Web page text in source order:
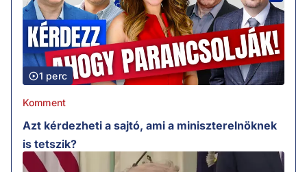
1 perc
Komment
Azt kérdezheti a sajtó, ami a miniszterelnöknek
is tetszik?